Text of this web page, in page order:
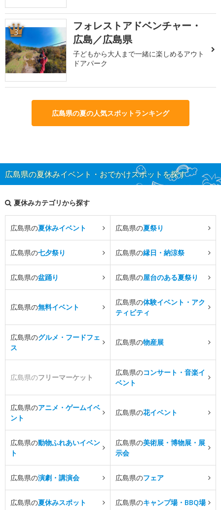
3
フォレストアドベンチャー・
広島／広島県
子どもから大人まで一緒に楽しめるアウト
ドアパーク
広島県の夏の人気スポットランキング
広島県の夏休みイベント・おでかけスポットを探す
夏休みカテゴリから探す
広島県の夏休みイベント 広島県の夏祭り
広島県の七夕祭り 広島県の縁日・納涼祭
広島県の盆踊り 広島県の屋台のある夏祭り
広島県の無料イベント
広島県の体験イベント・アク
ティビティ
広島県のグルメ・フードフェ
ス
広島県の物産展
広島県のフリーマーケット
広島県のコンサート・音楽イ
ベント
広島県のアニメ・ゲームイベ
ント
広島県の花イベント
広島県の動物ふれあいイベン
ト
広島県の美術展・博物展・展
示会
広島県の演劇・講演会 広島県のフェア
広島県の夏休みスポット 広島県のキャンプ場・BBQ場